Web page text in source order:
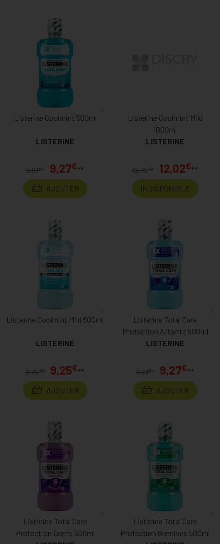
Listerine Coolmint 500ml
LISTERINE
9,81€* 9,27€**
AJOUTER
Listerine Coolmint Mild
1000ml
LISTERINE
12,79€* 12,02€**
INDISPONIBLE
Listerine Coolmint Mild 500ml
LISTERINE
9,79€* 9,25€**
AJOUTER
Listerine Total Care
Protection A/tartre 500ml
LISTERINE
9,81€* 9,27€**
AJOUTER
Listerine Total Care
Protection Dents 500ml
Listerine Total Care
Protection Gencives 500ml